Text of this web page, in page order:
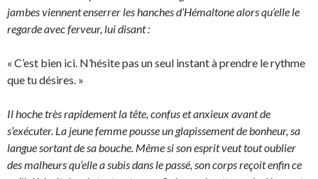
jambes viennent enserrer les hanches d’Hémaltone alors qu’elle le
regarde avec ferveur, lui disant :
« C’est bien ici. N’hésite pas un seul instant à prendre le rythme
que tu désires. »
Il hoche très rapidement la tête, confus et anxieux avant de
s’exécuter. La jeune femme pousse un glapissement de bonheur, sa
langue sortant de sa bouche. Même si son esprit veut tout oublier
des malheurs qu’elle a subis dans le passé, son corps reçoit enfin ce